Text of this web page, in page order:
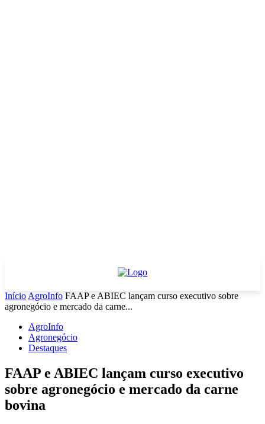
Início AgroInfo FAAP e ABIEC lançam curso executivo sobre
agronegócio e mercado da carne...
AgroInfo
Agronegócio
Destaques
FAAP e ABIEC lançam curso executivo
sobre agronegócio e mercado da carne
bovina